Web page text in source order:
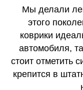
Мы делали
этого
коврики
автомобиля,
стоит отметить
крепится в